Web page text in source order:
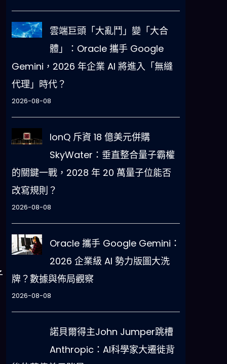
雲端巨頭「大亂鬥」變「大合
體」：Oracle 攜手 Google
Gemini，2026 年企業 AI 將進入「無縫
代理」時代？
2026-08-08
IonQ 斥資 18 億美元併購
SkyWater：垂直整合量子霸權
的關鍵一戰，2028 年 20 萬量子位能否
改寫規則？
2026-08-08
Oracle 攜手 Google Gemini：
2026 企業級 AI 勢力版圖大洗
牌？數據與佈局觀察
2026-08-08
諾貝爾得主John Jumper跳槽
Anthropic：AI科學家大遷徙背